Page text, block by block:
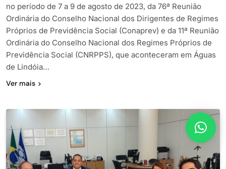
no período de 7 a 9 de agosto de 2023, da 76ª Reunião
Ordinária do Conselho Nacional dos Dirigentes de Regimes
Próprios de Previdência Social (Conaprev) e da 11ª Reunião
Ordinária do Conselho Nacional dos Regimes Próprios de
Previdência Social (CNRPPS), que aconteceram em Águas
de Lindóia…
Ver mais